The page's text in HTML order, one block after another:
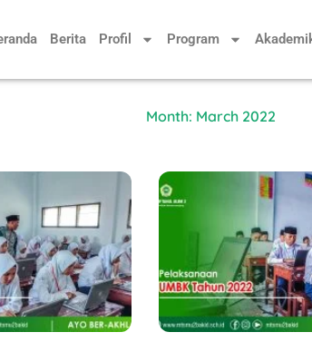
Berita Profil Program
Month: March 2022